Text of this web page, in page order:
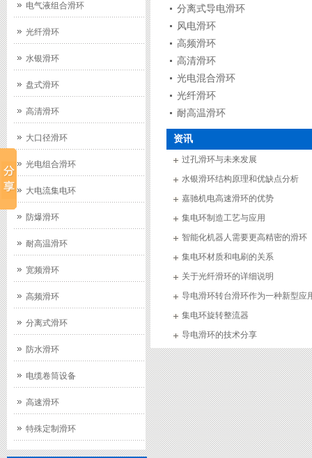
电气液组合滑环
光纤滑环
水银滑环
盘式滑环
高清滑环
大口径滑环
光电组合滑环
大电流集电环
防爆滑环
耐高温滑环
宽频滑环
高频滑环
分离式滑环
防水滑环
电缆卷筒设备
高速滑环
特殊定制滑环
分离式导电滑环
风电滑环
高频滑环
高清滑环
光电混合滑环
光纤滑环
耐高温滑环
资讯
过孔滑环与未来发展
水银滑环结构原理和优缺点分析
嘉驰机电高速滑环的优势
集电环制造工艺与应用
智能化机器人需要更高精密的滑环
集电环材质和电刷的关系
关于光纤滑环的详细说明
导电滑环转台滑环作为一种新型应
集电环旋转整流器
导电滑环的技术分享